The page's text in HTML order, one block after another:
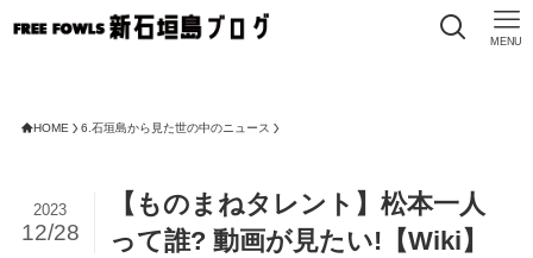
MENU
HOME 6.石垣島から見た世の中のニュース
【ものまねタレント】松本一人
って誰? 動画が見たい!【Wiki】
2023
12/28